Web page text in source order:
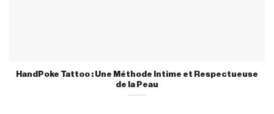
HandPoke Tattoo : Une Méthode Intime et Respectueuse
de la Peau